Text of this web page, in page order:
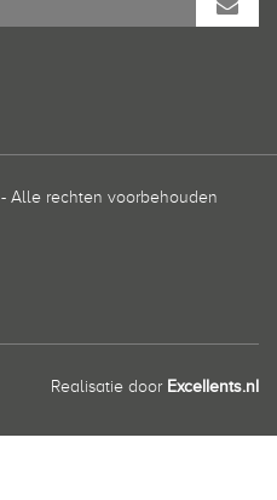
- Alle rechten voorbehouden
Realisatie door Excellents.nl